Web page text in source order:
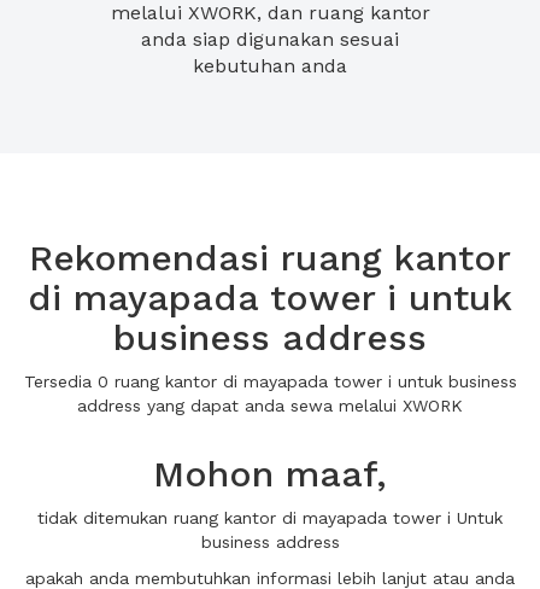
melalui XWORK, dan ruang kantor
anda siap digunakan sesuai
kebutuhan anda
Rekomendasi ruang kantor
di mayapada tower i untuk
business address
Tersedia 0 ruang kantor di mayapada tower i untuk business
address yang dapat anda sewa melalui XWORK
Mohon maaf,
tidak ditemukan ruang kantor di mayapada tower i Untuk
business address
apakah anda membutuhkan informasi lebih lanjut atau anda